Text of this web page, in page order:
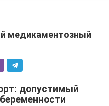
медикаментозный
допустимый